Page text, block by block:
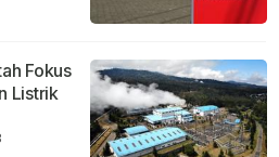
Fokus
Listrik